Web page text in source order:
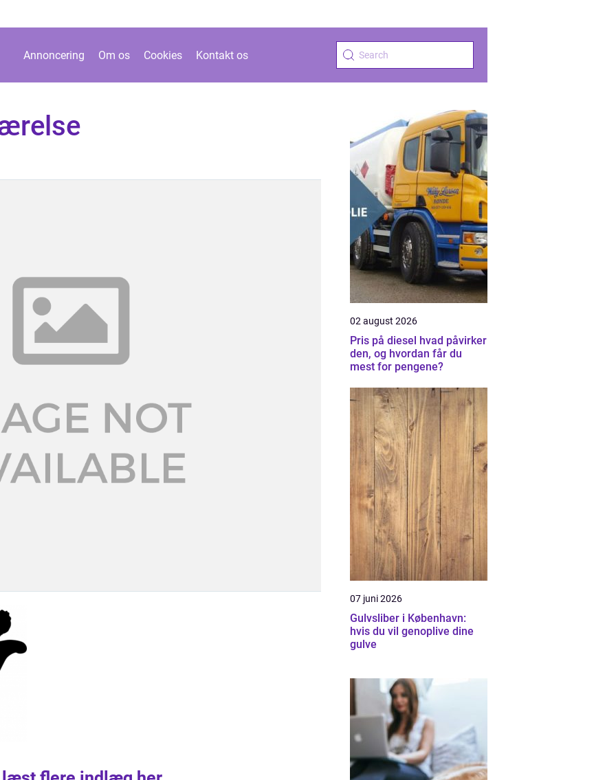
Annoncering Om os Cookies Kontakt os
02 august 2026
Pris på diesel hvad påvirker
den, og hvordan får du
mest for pengene?
07 juni 2026
Gulvsliber i København:
hvis du vil genoplive dine
gulve